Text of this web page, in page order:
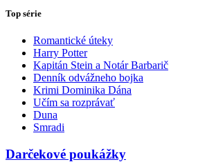
Top série
Romantické úteky
Harry Potter
Kapitán Stein a Notár Barbarič
Denník odvážneho bojka
Krimi Dominika Dána
Učím sa rozprávať
Duna
Smradi
Darčekové poukážky